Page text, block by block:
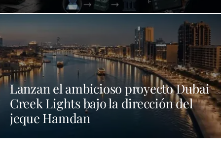
Lanzan el ambicioso proyecto Dubai
Creek Lights bajo la dirección del
jeque Hamdan